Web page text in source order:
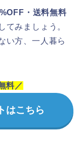
・送料無料
てみましょう。
い方、一人暮ら
料／
はこちら